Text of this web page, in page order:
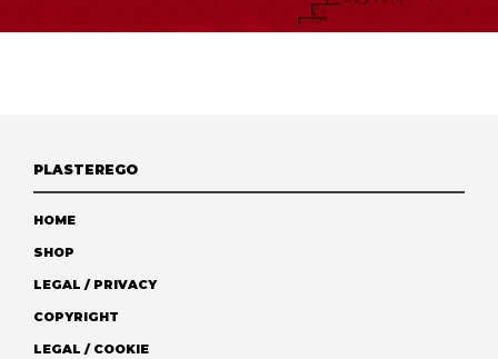
PLASTEREGO
HOME
SHOP
LEGAL / PRIVACY
COPYRIGHT
LEGAL / COOKIE